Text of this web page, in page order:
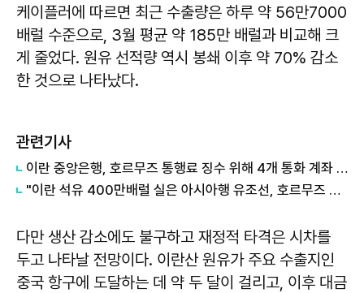
케이플러에 따르면 최근 수출량은 하루 약 56만7000
배럴 수준으로, 3월 평균 약 185만 배럴과 비교해 크
게 줄었다. 원유 선적량 역시 봉쇄 이후 약 70% 감소
한 것으로 나타났다.
관련기사
이란 중앙은행, 호르무즈 통행료 징수 위해 4개 통화 계좌 개설
"이란 석유 400만배럴 실은 아시아행 유조선, 호르무즈 통과…다른 6척은 회항"
다만 생산 감소에도 불구하고 재정적 타격은 시차를
두고 나타날 전망이다. 이란산 원유가 주요 수출지인
중국 항구에 도달하는 데 약 두 달이 걸리고, 이후 대금